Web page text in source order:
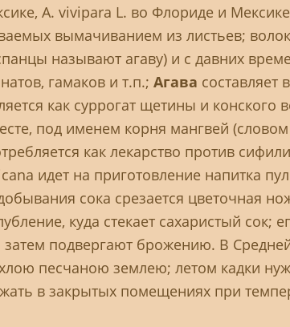
A. vivipara L. во Флориде и
вымачиванием из листьев;
называют агаву) и с давних
гамаков и т.п.; Агава
как суррогат щетины и конского
под именем корня мангвей
как лекарство против
идет на приготовление напитка
сока срезается цветочная
куда стекает сахаристый сок;
затем подвергают брожению. В
песчаною землею; летом кадки
в закрытых помещениях при